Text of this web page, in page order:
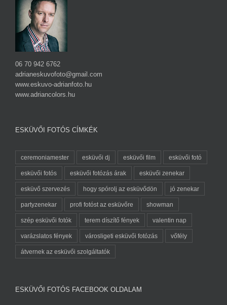
06 70 942 6762
adrianeskuvofoto@gmail.com
www.eskuvo-adrianfoto.hu
www.adriancolors.hu
ESKÜVŐI FOTÓS CÍMKÉK
ceremoniamester esküvői dj esküvői film esküvői fotó
esküvői fotós esküvői fotózás árak esküvői zenekar
esküvő szervezés hogy spórolj az esküvődön jó zenekar
partyzenekar profi fotóst az esküvőre showman
szép esküvői fotók terem díszítő fények valentin nap
varázslatos fények városligeti esküvői fotózás vőfély
átvernek az esküvői szolgáltatók
ESKÜVŐI FOTÓS FACEBOOK OLDALAM